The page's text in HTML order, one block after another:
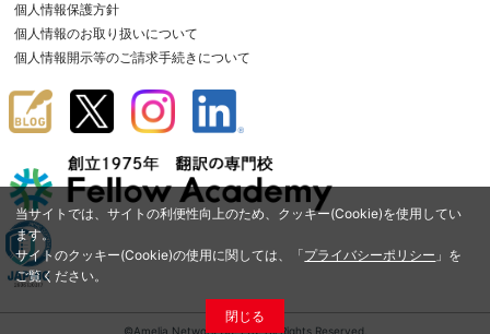
当サイトでは、サイトの利便性向上のため、クッキー(Cookie)を使用してい
ます。
サイトのクッキー(Cookie)の使用に関しては、「プライバシーポリシー 」を
ご覧ください。
閉じる
個人情報保護方針
個人情報のお取り扱いについて
個人情報開示等のご請求手続きについて
©Amelia Network Co.,Ltd. All Rights Reserved.